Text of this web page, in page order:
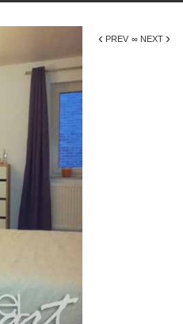
‹ PREV ∞ NEXT ›